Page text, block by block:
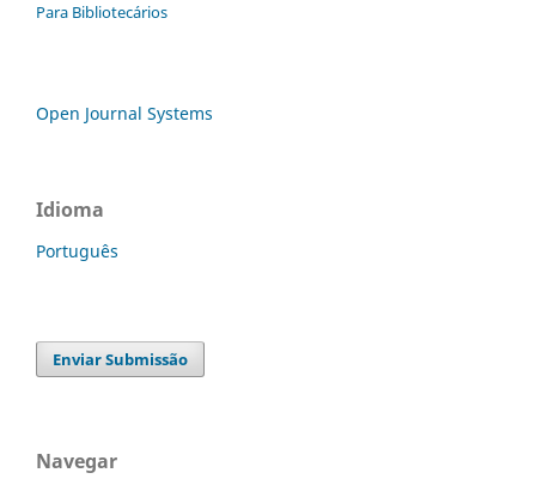
Para Bibliotecários
Open Journal Systems
Idioma
Português
Enviar Submissão
Navegar